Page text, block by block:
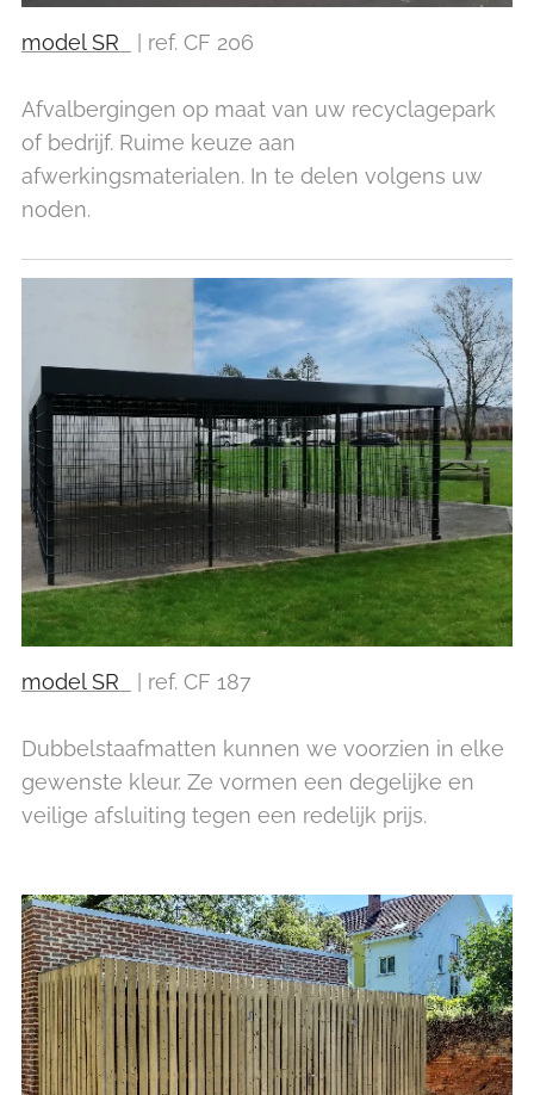
model SR | ref. CF 206
Afvalbergingen op maat van uw recyclagepark
of bedrijf. Ruime keuze aan
afwerkingsmaterialen. In te delen volgens uw
noden.
model SR | ref. CF 187
Dubbelstaafmatten kunnen we voorzien in elke
gewenste kleur. Ze vormen een degelijke en
veilige afsluiting tegen een redelijk prijs.